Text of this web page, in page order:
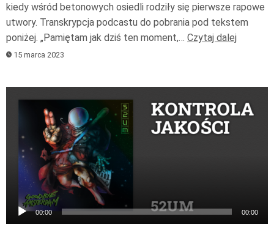
kiedy wśród betonowych osiedli rodziły się pierwsze rapowe
utwory. Transkrypcja podcastu do pobrania pod tekstem
poniżej. „Pamiętam jak dziś ten moment,… Czytaj dalej
15 marca 2023
dźwiękowych
00:00 00:00